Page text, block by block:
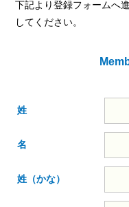
下記より登録フォームへ
してください。
姓
名
姓（かな）